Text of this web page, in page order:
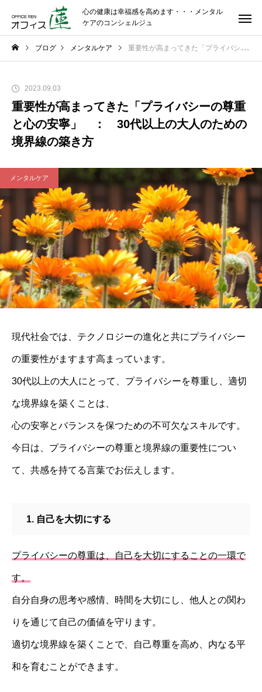
心の健康は幸福感を高めます・・・メンタル
ケアのコンシェルジュ
ブログ メンタルケア 重要性が高まってきた「プライバシーの尊重と心の安寧」 ： 30代以上の大人のための境界線の築き方
2023.09.03
重要性が高まってきた「プライバシーの尊重
と心の安寧」 ： 30代以上の大人のための
境界線の築き方
メンタルケア
現代社会では、テクノロジーの進化と共にプライバシー
の重要性がますます高まっています。
30代以上の大人にとって、プライバシーを尊重し、適切
な境界線を築くことは、
心の安寧とバランスを保つための不可欠なスキルです。
今日は、プライバシーの尊重と境界線の重要性につい
て、共感を持てる言葉でお伝えします。
1. 自己を大切にする
プライバシーの尊重は、自己を大切にすることの一環で
す。
自分自身の思考や感情、時間を大切にし、他人との関わ
りを通じて自己の価値を守ります。
適切な境界線を築くことで、自己尊重を高め、内なる平
和を育むことができます。